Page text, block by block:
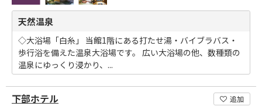
天然温泉
◇大浴場「白糸」 当館1階にある打たせ湯・バイブラバス・
歩行浴を備えた温泉大浴場です。 広い大浴場の他、数種類の
温泉にゆっくり浸かり、...
下部ホテル 追加